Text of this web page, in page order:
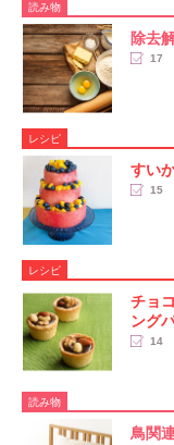
読み物
除去
17
レシピ
すい
15
レシピ
チョ
ング
14
読み物
鳥関